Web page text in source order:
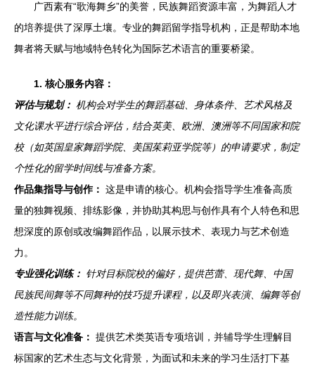
广西素有“歌海舞乡”的美誉，民族舞蹈资源丰富，为舞蹈人才
的培养提供了深厚土壤。专业的舞蹈留学指导机构，正是帮助本地
舞者将天赋与地域特色转化为国际艺术语言的重要桥梁。
1. 核心服务内容：
评估与规划： 机构会对学生的舞蹈基础、身体条件、艺术风格及
文化课水平进行综合评估，结合英美、欧洲、澳洲等不同国家和院
校（如英国皇家舞蹈学院、美国茱莉亚学院等）的申请要求，制定
个性化的留学时间线与准备方案。
作品集指导与创作： 这是申请的核心。机构会指导学生准备高质
量的独舞视频、排练影像，并协助其构思与创作具有个人特色和思
想深度的原创或改编舞蹈作品，以展示技术、表现力与艺术创造
力。
专业强化训练： 针对目标院校的偏好，提供芭蕾、现代舞、中国
民族民间舞等不同舞种的技巧提升课程，以及即兴表演、编舞等创
造性能力训练。
语言与文化准备： 提供艺术类英语专项培训，并辅导学生理解目
标国家的艺术生态与文化背景，为面试和未来的学习生活打下基